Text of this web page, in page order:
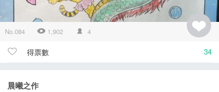
No.084 1,902 4
得票數 34
晨曦之作